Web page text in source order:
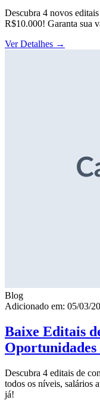
Descubra 4 novos
R$10.000! Garanta sua
Ver Detalhes →
Blog
Adicionado em: 05/03/
Baixe Editais
Descubra 4 editais de
todos os níveis, salários
já!